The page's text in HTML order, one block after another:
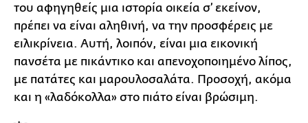
του αφηγηθείς μια ιστορία οικεία σ’ εκείνον,
πρέπει να είναι αληθινή, να την προσφέρεις με
ειλικρίνεια. Αυτή, λοιπόν, είναι μια εικονική
πανσέτα με πικάντικο και απενοχοποιημένο λίπος,
με πατάτες και μαρουλοσαλάτα. Προσοχή, ακόμα
και η «λαδόκολλα» στο πιάτο είναι βρώσιμη.